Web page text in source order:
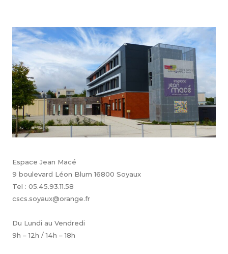
Espace Jean Macé
9 boulevard Léon Blum 16800 Soyaux
Tel : 05.45.93.11.58
cscs.soyaux@orange.fr
Du Lundi au Vendredi
9h – 12h / 14h – 18h